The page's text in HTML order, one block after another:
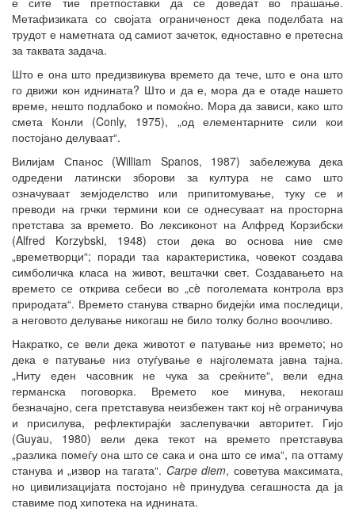
Метафизиката со својата ограниченост дека поделбата на
трудот е наметната од самиот зачеток, едноставно е претесна
за таквата задача.
Што е она што предизвикува времето да тече, што е она што
го движи кон иднината? Што и да е, мора да е отаде нашето
време, нешто подлабоко и помоќно. Мора да зависи, како што
смета Конли (Conly, 1975), „од елементарните сили кои
постојано делуваат“.
Вилијам Спанос (William Spanos, 1987) забележува дека
одредени латински зборови за култура не само што
означуваат земјоделство или припитомување, туку се и
преводи на грчки термини кои се однесуваат на просторна
претстава за времето. Во лексиконот на Алфред Корзибски
(Alfred Korzybski, 1948) стои дека во основа ние сме
„времетворци“; поради таа карактеристика, човекот создава
симболичка класа на живот, вештачки свет. Создавањето на
времето се открива себеси во „сè поголемата контрола врз
природата“. Времето станува стварно бидејќи има последици,
а неговото делување никогаш не било толку болно воочливо.
Накратко, се вели дека животот е патување низ времето; но
дека е патување низ отуѓување е најголемата јавна тајна.
„Ниту еден часовник не чука за среќните“, вели една
германска поговорка. Времето кое минува, некогаш
безначајно, сега претставува неизбежен такт кој нè ограничува
и присилува, рефлектирајќи заслепувачки авторитет. Гијо
(Guyau, 1980) вели дека текот на времето претставува
„разлика помеѓу она што се сака и она што се има“, па оттаму
станува и „извор на тагата“. Carpe diem, советува максимата,
но цивилизацијата постојано нè принудува сегашноста да ја
ставиме под хипотека на иднината.